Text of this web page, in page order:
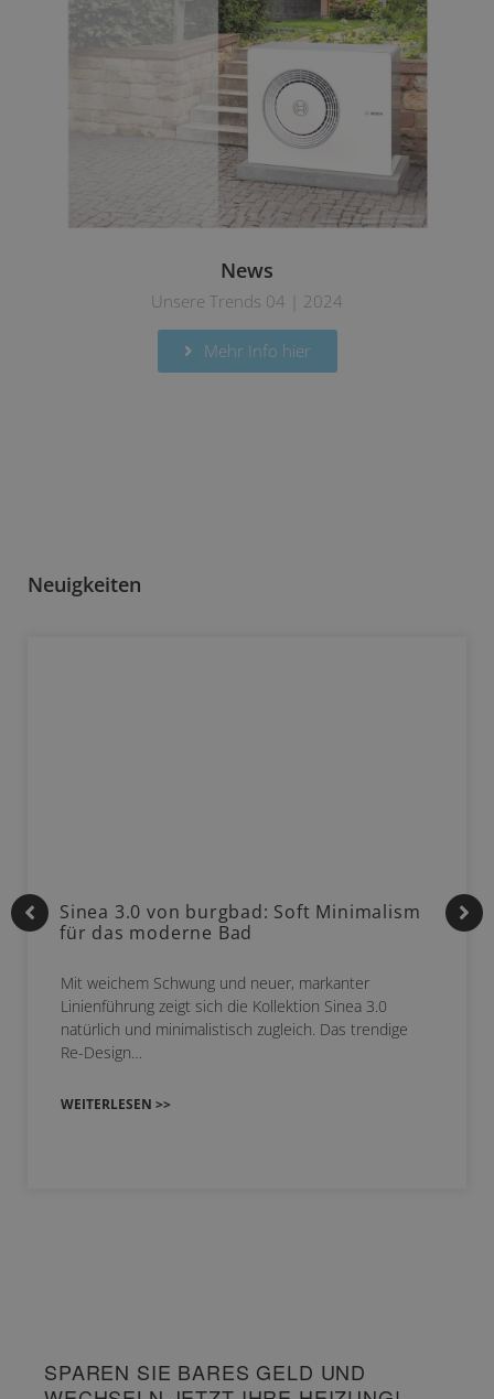
News
Unsere Trends 04 | 2024
Mehr Info hier
Neuigkeiten
Sinea 3.0 von burgbad: Soft Minimalism
für das moderne Bad
Mit weichem Schwung und neuer, markanter
Linienführung zeigt sich die Kollektion Sinea 3.0
natürlich und minimalistisch zugleich. Das trendige
Re-Design…
WEITERLESEN >>
SPAREN SIE BARES GELD UND